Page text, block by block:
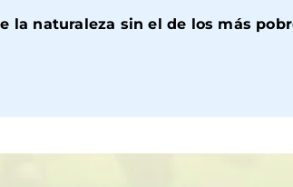
la naturaleza sin el de los más